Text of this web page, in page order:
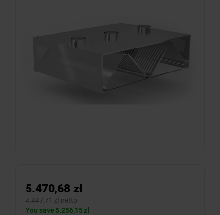
5.470,68 zł
4.447,71 zł netto
You save 5.256,15 zł